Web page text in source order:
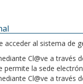
acceder al sistema de
Cl@ve a través
permite la sede
Cl@ve a través